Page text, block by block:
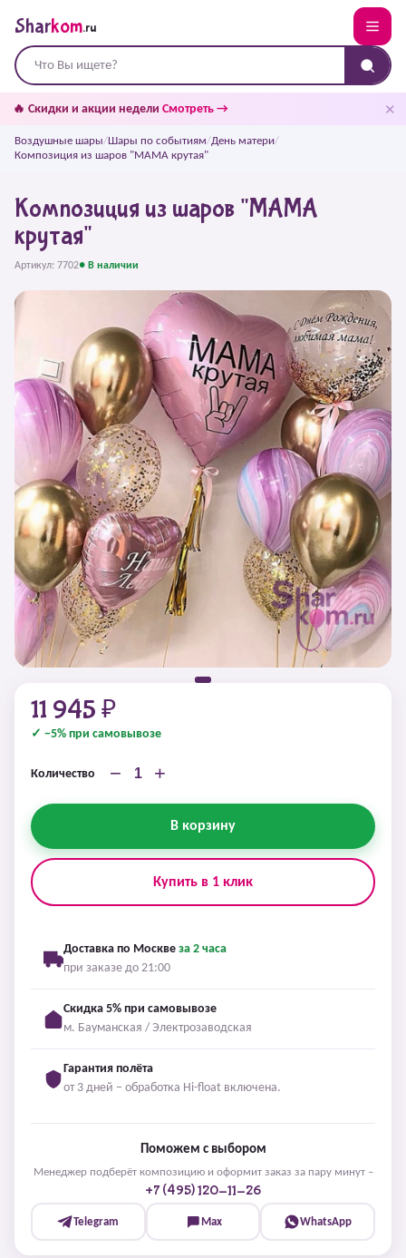
Sharkom.ru
🔥 Скидки и акции недели Смотреть → ✕
Воздушные шары/Шары по событиям/День матери/
Композиция из шаров "МАМА крутая"
Композиция из шаров "МАМА
крутая"
Артикул: 7702● В наличии
11 945 ₽
✓ −5% при самовывозе
Количество − +
В корзину
Купить в 1 клик
Доставка по Москве за 2 часа
при заказе до 21:00
Скидка 5% при самовывозе
м. Бауманская / Электрозаводская
Гарантия полёта
от 3 дней – обработка Hi-float включена.
Поможем с выбором
Менеджер подберёт композицию и оформит заказ за пару минут –
+7 (495) 120-11-26
Telegram Max WhatsApp